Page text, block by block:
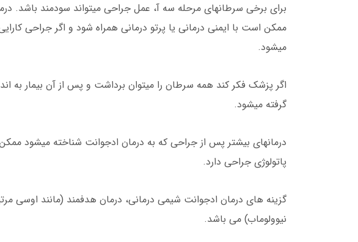
برای برخی سرطانهای مرحله سه آ، عمل جراحی میتواند سودمند باشد.
ممکن است با ایمنی درمانی یا پرتو درمانی همراه شود و اگر جراحی
میشود.
اگر پزشک فکر کند همه سرطان را میتوان برداشت و پس از آن بیمار به
گرفته میشود.
درمانهای بیشتر پس از جراحی که به درمان ادجوانت شناخته میشود
پاتولوژی جراحی دارد.
گزینه های درمان ادجوانت شیمی درمانی، درمان هدفمند (مانند اوسی
نیوولوماب) می باشد.